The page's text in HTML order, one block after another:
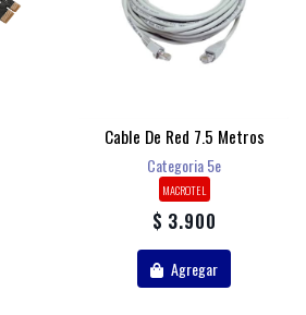
Cable De Red 7.5 Metros
Categoria 5e
MACROTEL
$ 3.900
Agregar